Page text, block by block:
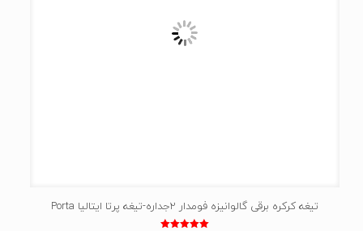
تیغه کرکره برقی گالوانیزه فومدار 2جداره-تیغه پرتا ایتالیا Porta